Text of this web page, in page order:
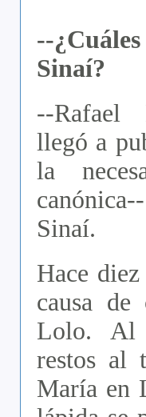
--
Sinaí?
--Rafael
llegó a
la
Sinaí.
Hace
causa de
Lolo. Al
restos al
María en